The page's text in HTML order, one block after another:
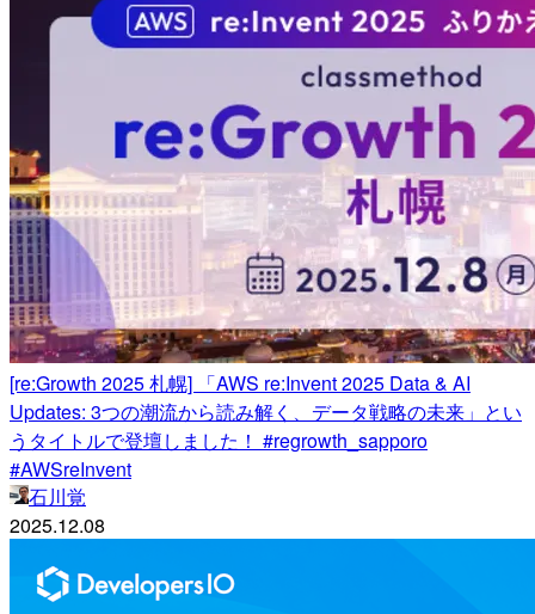
[re:Growth 2025 札幌] 「AWS re:Invent 2025 Data & AI
Updates: 3つの潮流から読み解く、データ戦略の未来」とい
うタイトルで登壇しました！ #regrowth_sapporo
#AWSreInvent
石川覚
2025.12.08